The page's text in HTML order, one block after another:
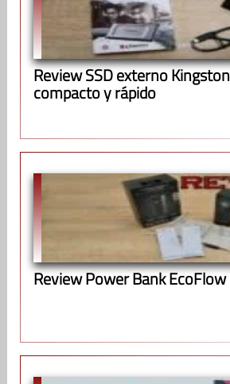
Review SSD externo
compacto y rápido
Review Power Bank